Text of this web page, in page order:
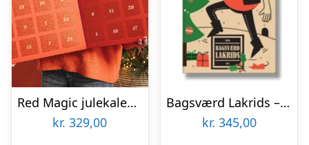
Red Magic julekalender m/ chokolade, lakrids & karamel fra Cocoture – 460g
kr. 329,00
Bagsværd Lakrids – Julekalender 2026
kr. 345,00